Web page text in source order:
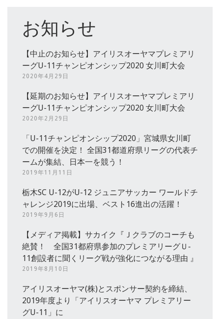
お知らせ
【中止のお知らせ】アイリスオーヤマプレミアリ
ーグU-11チャンピオンシップ2020 女川町大会
2020年4月29日
【延期のお知らせ】アイリスオーヤマプレミアリ
ーグU-11チャンピオンシップ2020 女川町大会
2020年2月29日
「U-11チャンピオンシップ2020」宮城県女川町
での開催を決定！ 全国31都道府県リーグの代表チ
ームが集結、日本一を競う！
2019年11月11日
栃木SC U-12がU-12 ジュニアサッカー ワールドチ
ャレンジ2019に出場、ベスト16進出の活躍！
2019年9月6日
【メディア掲載】サカイク『Ｊクラブのコーチも
絶賛！ 全国31都府県参加のプレミアリーグＵ‐
11創設者に聞くリーグ戦が強化につながる理由 』
2019年8月10日
アイリスオーヤマ(株)とスポンサー契約を締結、
2019年度より「アイリスオーヤマ プレミアリー
グU-11」に